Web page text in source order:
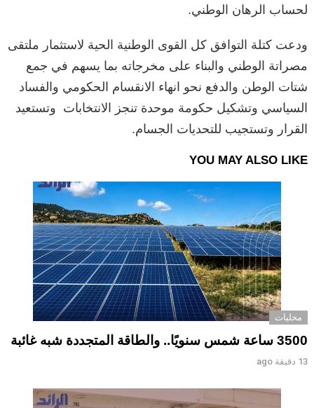
لحساب الرهان الوطني.
ودعت كتلة التوافق كل القوى الوطنية الحية لاستثمار ملتقى
مصراتة الوطني والبناء على مخرجاته بما يسهم في جمع
شتات الوطن والدفع نحو انهاء الانقسام الحكومي والفساد
السياسي وتشكيل حكومة موحدة تنجز الانتخابات وتستعيد
القرار وتستجيب للتحديات الجسام.
YOU MAY ALSO LIKE
محليات
3500 ساعة شمس سنويًا.. والطاقة المتجددة شبه غائبة
13 دقيقة ago